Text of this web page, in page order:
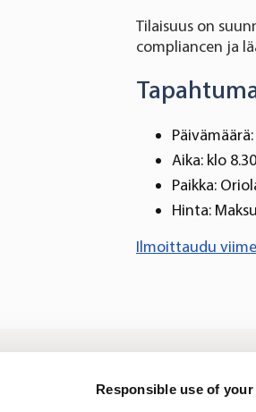
Responsible use of your
Tilaisuus on
compliancen ja
Aika: klo
Paikka:
Hinta:
Ilmoittaudu